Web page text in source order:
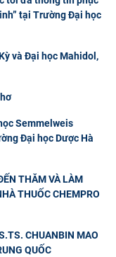
tại Trường Đại học
và Đại học Mahidol,
Semmelweis
Đại học Dược Hà
THĂM VÀ LÀM
THUỐC CHEMPRO
CHUANBIN MAO
QUỐC